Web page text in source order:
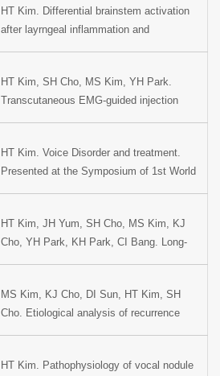
2004, Seoul, Korea.
HT Kim. Differential brainstem activation
after layrngeal inflammation and
stimulation. Presented at the 78th Korean
Otolaryngology Congress, 2004, Seoul,
Korea.
HT Kim, SH Cho, MS Kim, YH Park.
Transcutaneous EMG-guided injection
technique and long term results.
Presented at the Voice Foundation’s 32th
annual symposium: Care of the
USA.
HT Kim. Voice Disorder and treatment.
Presented at the Symposium of 1st World
HT Kim, JH Yum, SH Cho, MS Kim, KJ
Cho, YH Park, KH Park, CI Bang. Long-
10th Korean combined Otolaryngology
Congress, 2002, Seoul, Korea
MS Kim, KJ Cho, DI Sun, HT Kim, SH
Cho. Etiological analysis of recurrence
Korean combined Otolaryngology
HT Kim. Pathophysiology of vocal nodule